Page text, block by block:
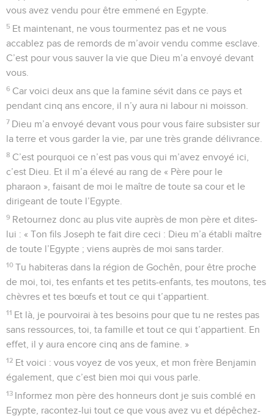
vous avez vendu pour être emmené en Egypte.
5 Et maintenant, ne vous tourmentez pas et ne vous
accablez pas de remords de m’avoir vendu comme esclave.
C’est pour vous sauver la vie que Dieu m’a envoyé devant
vous.
6 Car voici deux ans que la famine sévit dans ce pays et
pendant cinq ans encore, il n’y aura ni labour ni moisson.
7 Dieu m’a envoyé devant vous pour vous faire subsister sur
la terre et vous garder la vie, par une très grande délivrance.
8 C’est pourquoi ce n’est pas vous qui m’avez envoyé ici,
c’est Dieu. Et il m’a élevé au rang de « Père pour le
pharaon », faisant de moi le maître de toute sa cour et le
dirigeant de toute l’Egypte.
9 Retournez donc au plus vite auprès de mon père et dites-
lui : « Ton fils Joseph te fait dire ceci : Dieu m’a établi maître
de toute l’Egypte ; viens auprès de moi sans tarder.
10 Tu habiteras dans la région de Gochên, pour être proche
de moi, toi, tes enfants et tes petits-enfants, tes moutons, tes
chèvres et tes bœufs et tout ce qui t’appartient.
11 Et là, je pourvoirai à tes besoins pour que tu ne restes pas
sans ressources, toi, ta famille et tout ce qui t’appartient. En
effet, il y aura encore cinq ans de famine. »
12 Et voici : vous voyez de vos yeux, et mon frère Benjamin
également, que c’est bien moi qui vous parle.
13 Informez mon père des honneurs dont je suis comblé en
Egypte, racontez-lui tout ce que vous avez vu et dépêchez-